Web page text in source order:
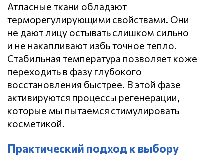
Атласные ткани обладают
терморегулирующими свойствами. Они
не дают лицу остывать слишком сильно
и не накапливают избыточное тепло.
Стабильная температура позволяет коже
переходить в фазу глубокого
восстановления быстрее. В этой фазе
активируются процессы регенерации,
которые мы пытаемся стимулировать
косметикой.
Практический подход к выбору